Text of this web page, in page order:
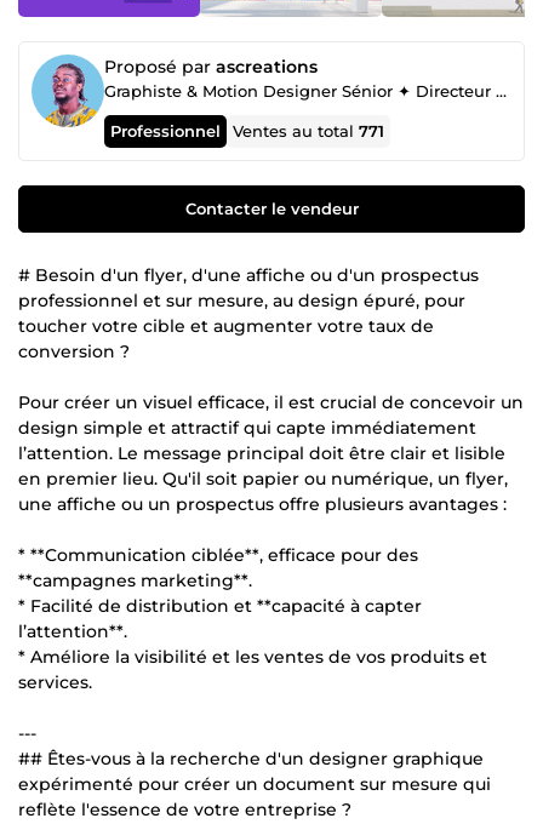
Proposé par ascreations
Graphiste & Motion Designer Sénior ✦ Directeur artistique ✦ Identités Visuelles Uniques & Sur-Mesure
Professionnel Ventes au total771
Contacter le vendeur
# Besoin d'un flyer, d'une affiche ou d'un prospectus
professionnel et sur mesure, au design épuré, pour
toucher votre cible et augmenter votre taux de
conversion ?
Pour créer un visuel efficace, il est crucial de concevoir un
design simple et attractif qui capte immédiatement
l’attention. Le message principal doit être clair et lisible
en premier lieu. Qu'il soit papier ou numérique, un flyer,
une affiche ou un prospectus offre plusieurs avantages :
* **Communication ciblée**, efficace pour des
**campagnes marketing**.
* Facilité de distribution et **capacité à capter
l’attention**.
* Améliore la visibilité et les ventes de vos produits et
services.
---
## Êtes-vous à la recherche d'un designer graphique
expérimenté pour créer un document sur mesure qui
reflète l'essence de votre entreprise ?